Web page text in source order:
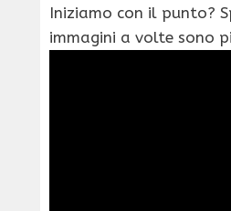
Iniziamo con il punto?
immagini a volte sono